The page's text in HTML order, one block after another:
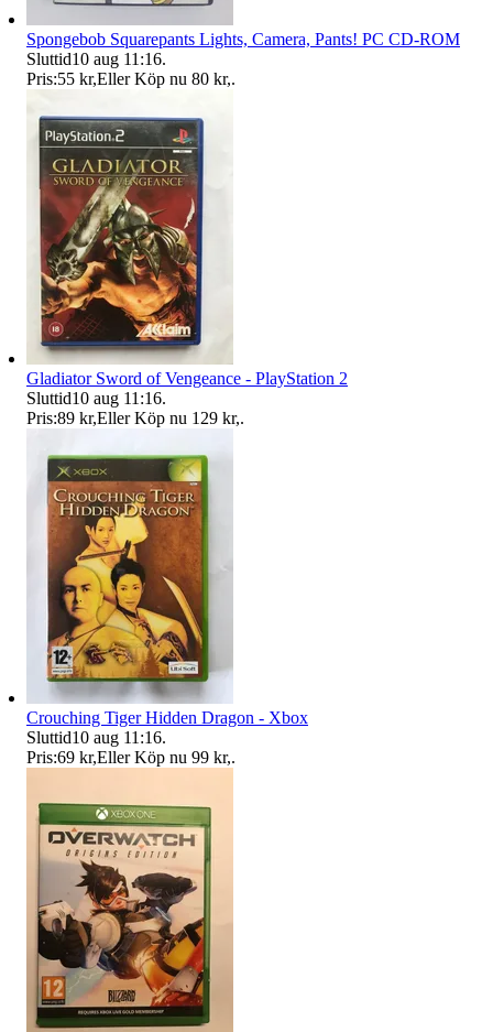
Spongebob Squarepants Lights, Camera, Pants! PC CD-ROM
Sluttid10 aug 11:16.
Pris:55 kr,Eller Köp nu 80 kr,.
Gladiator Sword of Vengeance - PlayStation 2
Sluttid10 aug 11:16.
Pris:89 kr,Eller Köp nu 129 kr,.
Crouching Tiger Hidden Dragon - Xbox
Sluttid10 aug 11:16.
Pris:69 kr,Eller Köp nu 99 kr,.